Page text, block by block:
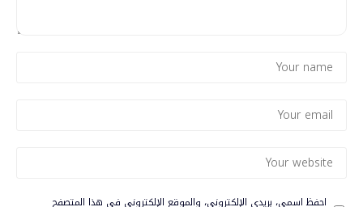
احفظ اسمي، بريدي الإلكتروني، والموقع الإلكتروني في هذا المتصفح